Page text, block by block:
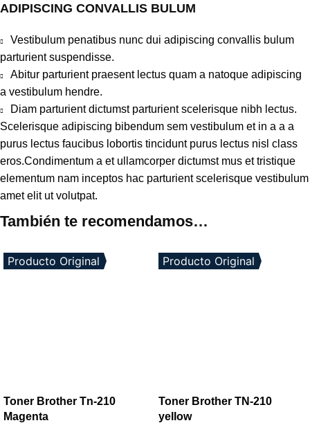
ADIPISCING CONVALLIS BULUM
Vestibulum penatibus nunc dui adipiscing convallis bulum
parturient suspendisse.
Abitur parturient praesent lectus quam a natoque adipiscing
a vestibulum hendre.
Diam parturient dictumst parturient scelerisque nibh lectus.
Scelerisque adipiscing bibendum sem vestibulum et in a a a
purus lectus faucibus lobortis tincidunt purus lectus nisl class
eros.Condimentum a et ullamcorper dictumst mus et tristique
elementum nam inceptos hac parturient scelerisque vestibulum
amet elit ut volutpat.
También te recomendamos…
Producto Original
Toner Brother Tn-210
Magenta
Producto Original
Toner Brother TN-210
yellow